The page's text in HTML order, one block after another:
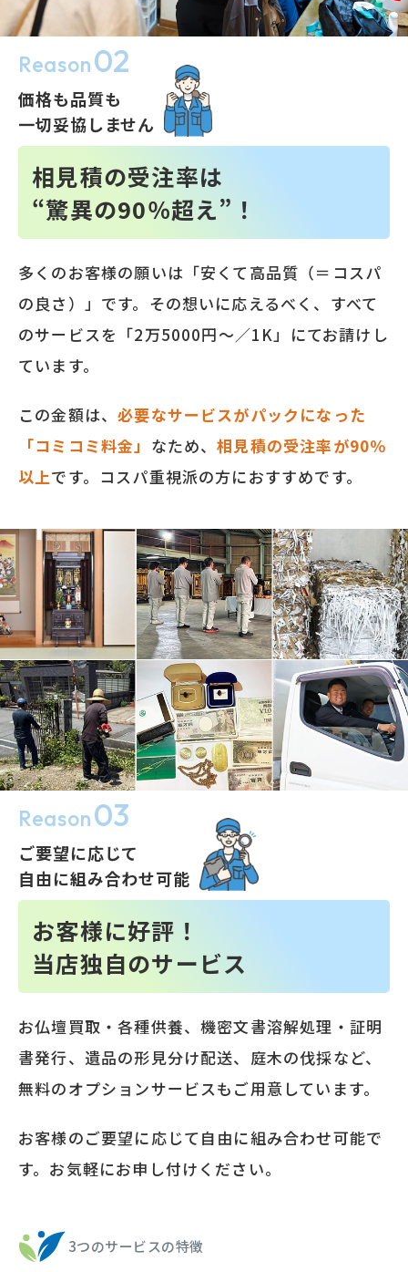
Reason02
価格も品質も
一切妥協しません
相見積の受注率は
“驚異の90％超え”！
多くのお客様の願いは「安くて高品質（＝コスパ
の良さ）」です。その想いに応えるべく、すべて
のサービスを「2万5000円～／1K」にてお請けし
ています。
この金額は、必要なサービスがパックになった
「コミコミ料金」 なため、相見積の受注率が90％
以上です。コスパ重視派の方におすすめです。
Reason03
ご要望に応じて
自由に組み合わせ可能
お客様に好評！
当店独自のサービス
お仏壇買取・各種供養、機密文書溶解処理・証明
書発行、遺品の形見分け配送、庭木の伐採など、
無料のオプションサービスもご用意しています。
お客様のご要望に応じて自由に組み合わせ可能で
す。お気軽にお申し付けください。
3つのサービスの特徴